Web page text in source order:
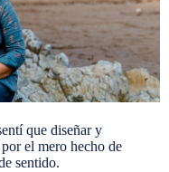
que diseñar y
el mero hecho de
sentido.